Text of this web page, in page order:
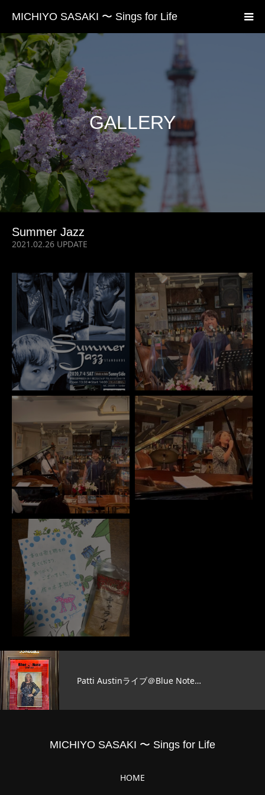
MICHIYO SASAKI 〜 Sings for Life
GALLERY
Summer Jazz
2021.02.26 UPDATE
Patti Austinライブ＠Blue Note…
MICHIYO SASAKI 〜 Sings for Life
HOME